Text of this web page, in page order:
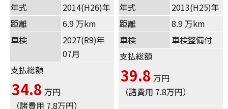
年式
2014(H26)年
距離
6.9 万km
車検
2027(R9)年
07月
支払総額
34.8 万円
（諸費用 7.8万円）
年式
2013(H25)年
距離
8.9 万km
車検
車検整備付
支払総額
39.8 万円
（諸費用 7.8万円）